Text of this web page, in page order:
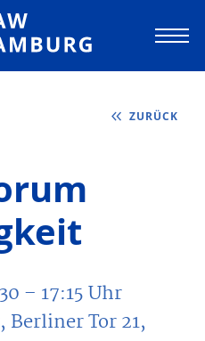
für Angewandte
ZURÜCK
– 17:15Uhr
Tor 21,